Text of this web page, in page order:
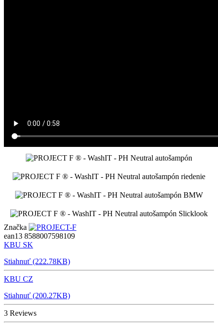
Značka
ean13 8588007598109
KBU SK
Stiahnuť (222.78KB)
KBU CZ
Stiahnuť (200.27KB)
3 Reviews